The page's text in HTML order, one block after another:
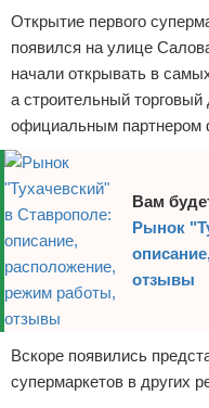
Открытие первого
появился на улице
начали открывать в
а строительный
официальным партнером
Вам
Рынок
отзывы
Вскоре появились
супермаркетов в других